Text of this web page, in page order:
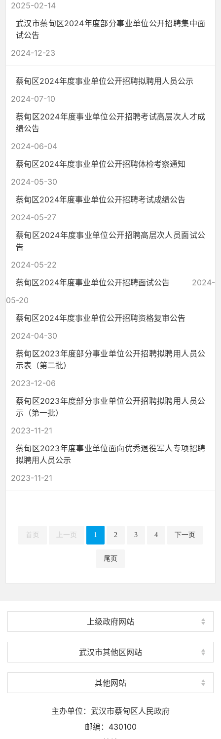
2025-02-14
武汉市蔡甸区2024年度部分事业单位公开招聘集中面
试公告
2024-12-23
蔡甸区2024年度事业单位公开招聘拟聘用人员公示
2024-07-10
蔡甸区2024年度事业单位公开招聘考试高层次人才成
绩公告
2024-06-04
蔡甸区2024年度事业单位公开招聘体检考察通知
2024-05-30
蔡甸区2024年度事业单位公开招聘考试成绩公告
2024-05-27
蔡甸区2024年度事业单位公开招聘高层次人员面试公
告
2024-05-22
蔡甸区2024年度事业单位公开招聘面试公告
2024-
05-20
蔡甸区2024年度事业单位公开招聘资格复审公告
2024-04-30
蔡甸区2023年度部分事业单位公开招聘拟聘用人员公
示表（第二批）
2023-12-06
蔡甸区2023年度部分事业单位公开招聘拟聘用人员公
示（第一批）
2023-11-21
蔡甸区2023年度事业单位面向优秀退役军人专项招聘
拟聘用人员公示
2023-11-21
首页 上一页 1 2 3 4 下一页
尾页
上级政府网站
武汉市其他区网站
其他网站
主办单位：武汉市蔡甸区人民政府
邮编：430100